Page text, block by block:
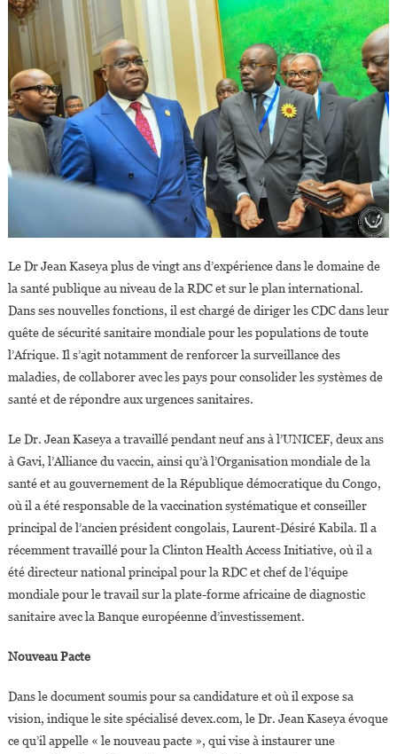
Le Dr Jean Kaseya plus de vingt ans d’expérience dans le domaine de
la santé publique au niveau de la RDC et sur le plan international.
Dans ses nouvelles fonctions, il est chargé de diriger les CDC dans leur
quête de sécurité sanitaire mondiale pour les populations de toute
l’Afrique. Il s’agit notamment de renforcer la surveillance des
maladies, de collaborer avec les pays pour consolider les systèmes de
santé et de répondre aux urgences sanitaires.
Le Dr. Jean Kaseya a travaillé pendant neuf ans à l’UNICEF, deux ans
à Gavi, l’Alliance du vaccin, ainsi qu’à l’Organisation mondiale de la
santé et au gouvernement de la République démocratique du Congo,
où il a été responsable de la vaccination systématique et conseiller
principal de l’ancien président congolais, Laurent-Désiré Kabila. Il a
récemment travaillé pour la Clinton Health Access Initiative, où il a
été directeur national principal pour la RDC et chef de l’équipe
mondiale pour le travail sur la plate-forme africaine de diagnostic
sanitaire avec la Banque européenne d’investissement.
Nouveau Pacte
Dans le document soumis pour sa candidature et où il expose sa
vision, indique le site spécialisé devex.com, le Dr. Jean Kaseya évoque
ce qu’il appelle « le nouveau pacte », qui vise à instaurer une